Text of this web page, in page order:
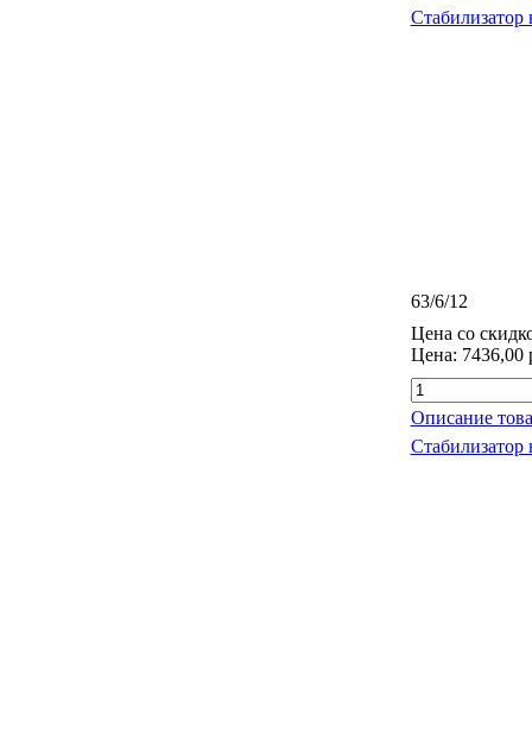
63/6/12
Цена со
Цена: 7436,00
Описание